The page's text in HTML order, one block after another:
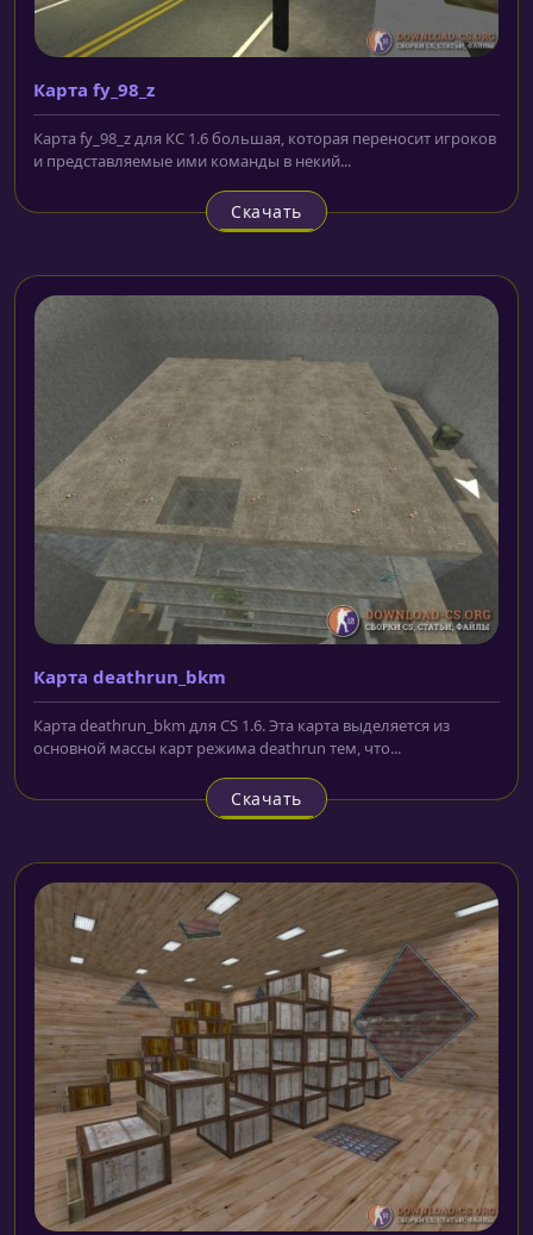
Карта fy_98_z
Карта fy_98_z для КС 1.6 большая, которая переносит игроков
и представляемые ими команды в некий...
Скачать
Карта deathrun_bkm
Карта deathrun_bkm для CS 1.6. Эта карта выделяется из
основной массы карт режима deathrun тем, что...
Скачать